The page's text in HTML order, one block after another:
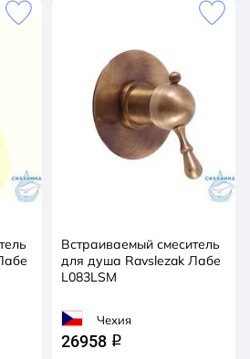
Встраиваемый смеситель
для душа Ravslezak Лабе
L083LSM
Чехия
26958 q